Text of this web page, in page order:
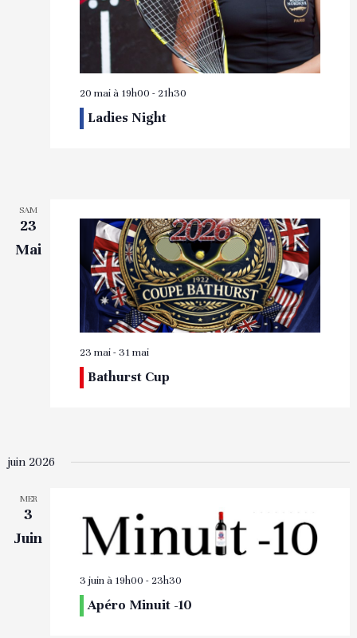
20 mai à 19h00 - 21h30
Ladies Night
SAM
23
Mai
23 mai-31 mai
Bathurst Cup
juin 2026
MER
3
Juin
3 juin à 19h00 - 23h30
Apéro Minuit -10